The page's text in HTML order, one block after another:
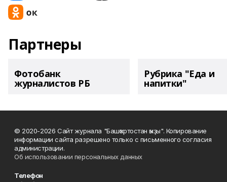
Партнеры
Фотобанк
журналистов РБ
Рубрика "Еда и
напитки"
© 2020-2026 Сайт журнала "Башҡортостан ҡыҙы". Копирование
информации сайта разрешено только с письменного согласия
администрации.
Об использовании персональных данных
Телефон